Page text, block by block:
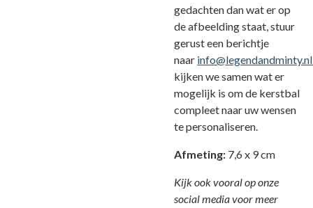
gedachten dan wat er op
de afbeelding staat, stuur
gerust een berichtje
naar
kijken we samen wat er
mogelijk is om de kerstbal
compleet naar uw wensen
te personaliseren.
Afmeting: 7,6 x 9 cm
Kijk ook vooral op onze
social media voor meer